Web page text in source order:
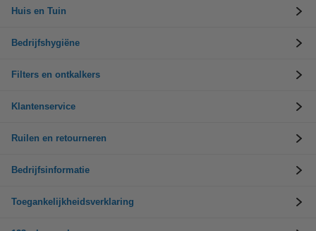
Huis en Tuin
Bedrijfshygiëne
Filters en ontkalkers
Klantenservice
Ruilen en retourneren
Bedrijfsinformatie
Toegankelijkheidsverklaring